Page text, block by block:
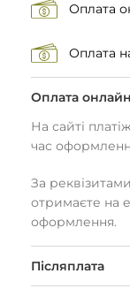
Оплата
Оплата
Оплата онлайн
На сайті
час
За
отримаєте на
оформлення.
Післяплата